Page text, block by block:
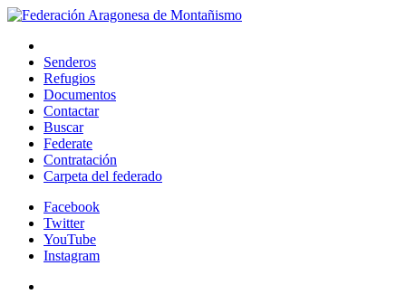
Senderos
Refugios
Documentos
Contactar
Buscar
Federate
Contratación
Carpeta del federado
Facebook
Twitter
YouTube
Instagram